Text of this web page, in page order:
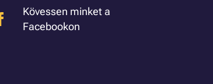
Kövessen minket a
Facebookon